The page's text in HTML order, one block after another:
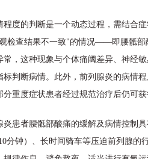
程度的判断是一个动态过程，需结合
检查结果不一致"的情况——即腰骶部
，这种现象与个体痛阈差异、神经
判断病情。此外，前列腺炎的病情
重度症状患者经过规范治疗后仍可获
炎患者腰骶部酸痛的缓解及病情控制
分钟）、长时间骑车等压迫前列腺的